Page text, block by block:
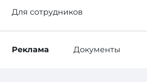
Для сотрудников
Реклама Документы